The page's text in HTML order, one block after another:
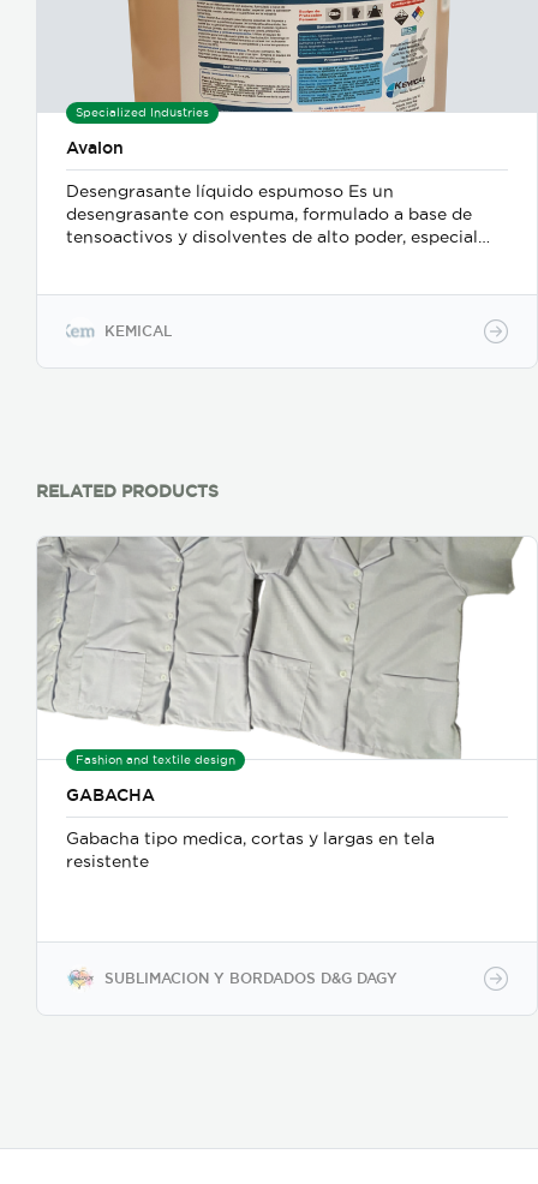
Specialized Industries
Avalon
Desengrasante líquido espumoso Es un
desengrasante con espuma, formulado a base de
tensoactivos y disolventes de alto poder, especial
KEMICAL
RELATED PRODUCTS
Fashion and textile design
GABACHA
Gabacha tipo medica, cortas y largas en tela
resistente
SUBLIMACION Y BORDADOS D&G DAGY